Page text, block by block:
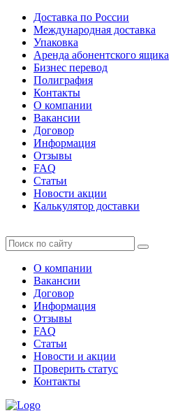
Доставка по России
Международная доставка
Упаковка
Аренда абонентского ящика
Бизнес перевод
Полиграфия
Контакты
О компании
Вакансии
Договор
Информация
Отзывы
FAQ
Статьи
Новости акции
Калькулятор доставки
О компании
Вакансии
Договор
Информация
Отзывы
FAQ
Статьи
Новости и акции
Проверить статус
Контакты